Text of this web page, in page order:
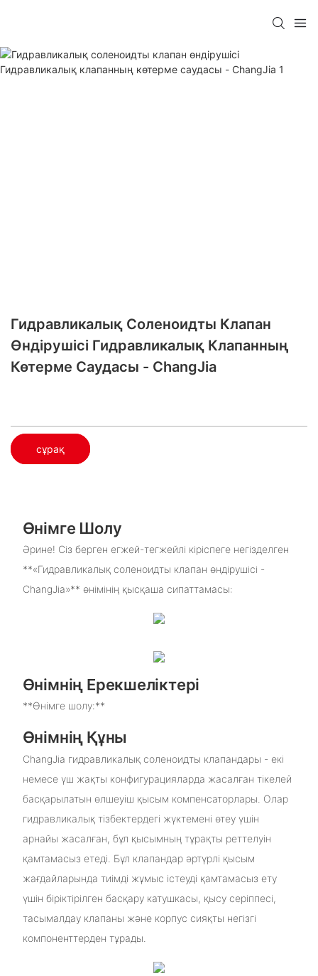
Гидравликалық Соленоидты Клапан
Өндірушісі Гидравликалық Клапанның
Көтерме Саудасы - ChangJia
сұрақ
Өнімге Шолу
Әрине! Сіз берген егжей-тегжейлі кіріспеге негізделген
**«Гидравликалық соленоидты клапан өндірушісі -
ChangJia»** өнімінің қысқаша сипаттамасы:
Өнімнің Ерекшеліктері
**Өнімге шолу:**
Өнімнің Құны
ChangJia гидравликалық соленоидты клапандары - екі
немесе үш жақты конфигурацияларда жасалған тікелей
басқарылатын өлшеуіш қысым компенсаторлары. Олар
гидравликалық тізбектердегі жүктемені өтеу үшін
арнайы жасалған, бұл қысымның тұрақты реттелуін
қамтамасыз етеді. Бұл клапандар әртүрлі қысым
жағдайларында тиімді жұмыс істеуді қамтамасыз ету
үшін біріктірілген басқару катушкасы, қысу серіппесі,
тасымалдау клапаны және корпус сияқты негізгі
компоненттерден тұрады.